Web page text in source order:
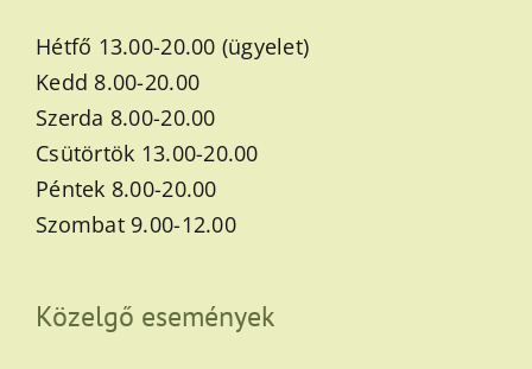
Hétfő 13.00-20.00 (ügyelet)
Kedd 8.00-20.00
Szerda 8.00-20.00
Csütörtök 13.00-20.00
Péntek 8.00-20.00
Szombat 9.00-12.00
Közelgő események